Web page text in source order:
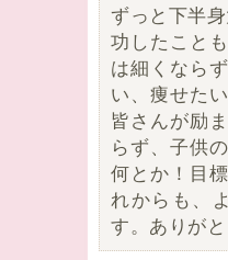
ずっと下半身
功したこと
は細くならず
い、痩せた
皆さんが励
らず、子供
何とか！目
れからも、
す。 ありが